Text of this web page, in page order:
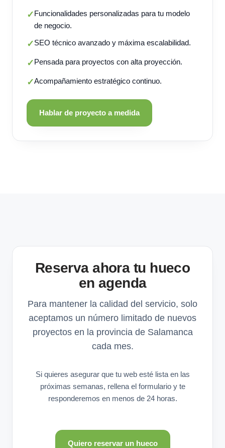
✓Funcionalidades personalizadas para tu modelo
de negocio.
✓SEO técnico avanzado y máxima escalabilidad.
✓Pensada para proyectos con alta proyección.
✓Acompañamiento estratégico continuo.
Hablar de proyecto a medida
Reserva ahora tu hueco
en agenda
Para mantener la calidad del servicio, solo
aceptamos un número limitado de nuevos
proyectos en la provincia de Salamanca
cada mes.
Si quieres asegurar que tu web esté lista en las
próximas semanas, rellena el formulario y te
responderemos en menos de 24 horas.
Quiero reservar un hueco